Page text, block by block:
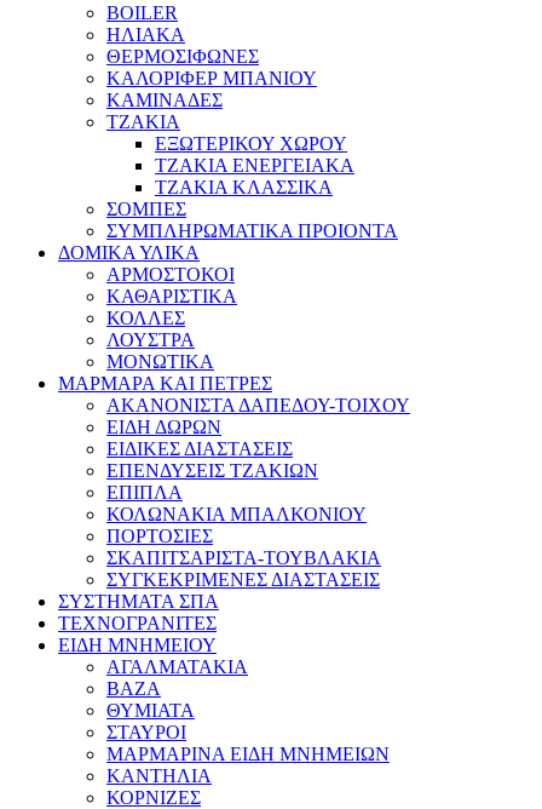
BOILER
ΗΛΙΑΚΑ
ΘΕΡΜΟΣΙΦΩΝΕΣ
ΚΑΛΟΡΙΦΕΡ ΜΠΑΝΙΟΥ
ΚΑΜΙΝΑΔΕΣ
ΤΖΑΚΙΑ
ΕΞΩΤΕΡΙΚΟΥ ΧΩΡΟΥ
ΤΖΑΚΙΑ ΕΝΕΡΓΕΙΑΚΑ
ΤΖΑΚΙΑ ΚΛΑΣΣΙΚΑ
ΣΟΜΠΕΣ
ΣΥΜΠΛΗΡΩΜΑΤΙΚΑ ΠΡΟΙΟΝΤΑ
ΔΟΜΙΚΑ ΥΛΙΚΑ
ΑΡΜΟΣΤΟΚΟΙ
ΚΑΘΑΡΙΣΤΙΚΑ
ΚΟΛΛΕΣ
ΛΟΥΣΤΡΑ
ΜΟΝΩΤΙΚΑ
ΜΑΡΜΑΡΑ ΚΑΙ ΠΕΤΡΕΣ
ΑΚΑΝΟΝΙΣΤΑ ΔΑΠΕΔΟΥ-ΤΟΙΧΟΥ
ΕΙΔΗ ΔΩΡΩΝ
ΕΙΔΙΚΕΣ ΔΙΑΣΤΑΣΕΙΣ
ΕΠΕΝΔΥΣΕΙΣ ΤΖΑΚΙΩΝ
ΕΠΙΠΛΑ
ΚΟΛΩΝΑΚΙΑ ΜΠΑΛΚΟΝΙΟΥ
ΠΟΡΤΟΣΙΕΣ
ΣΚΑΠΙΤΣΑΡΙΣΤΑ-ΤΟΥΒΛΑΚΙΑ
ΣΥΓΚΕΚΡΙΜΕΝΕΣ ΔΙΑΣΤΑΣΕΙΣ
ΣΥΣΤΗΜΑΤΑ ΣΠΑ
ΤΕΧΝΟΓΡΑΝΙΤΕΣ
ΕΙΔΗ ΜΝΗΜΕΙΟΥ
ΑΓΑΛΜΑΤΑΚΙΑ
ΒΑΖΑ
ΘΥΜΙΑΤΑ
ΣΤΑΥΡΟΙ
ΜΑΡΜΑΡΙΝΑ ΕΙΔΗ ΜΝΗΜΕΙΩΝ
ΚΑΝΤΗΛΙΑ
ΚΟΡΝΙΖΕΣ